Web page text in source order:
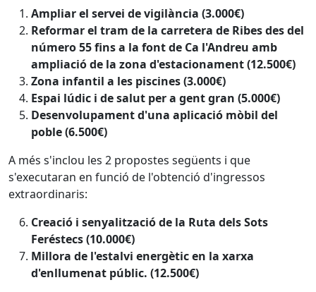
Ampliar el servei de vigilància (3.000€)
Reformar el tram de la carretera de Ribes des del
número 55 fins a la font de Ca l'Andreu amb
ampliació de la zona d'estacionament (12.500€)
Zona infantil a les piscines (3.000€)
Espai lúdic i de salut per a gent gran (5.000€)
Desenvolupament d'una aplicació mòbil del
poble (6.500€)
A més s'inclou les 2 propostes següents i que
s'executaran en funció de l'obtenció d'ingressos
extraordinaris:
Creació i senyalització de la Ruta dels Sots
Feréstecs (10.000€)
Millora de l'estalvi energètic en la xarxa
d'enllumenat públic. (12.500€)